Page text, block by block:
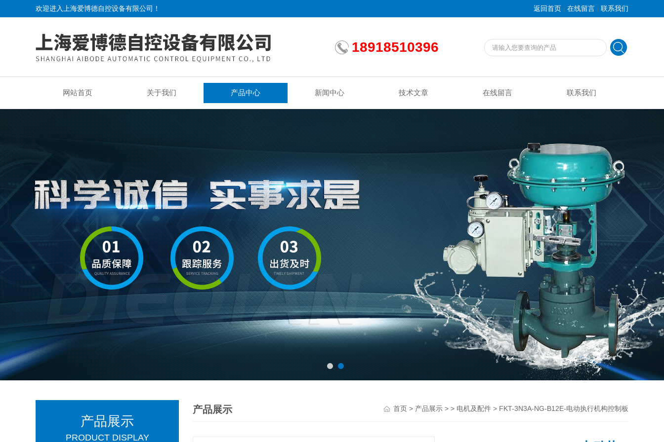
欢迎进入上海爱博德自控设备有限公司！ 返回首页 | 在线留言 | 联系我们
18918510396
网站首页 关于我们 产品中心 新闻中心 技术文章 在线留言 联系我们
产品展示
PRODUCT DISPLAY
产品展示 首页 > 产品展示 > > 电机及配件 > FKT-3N3A-NG-B12E-电动执行机构控制板